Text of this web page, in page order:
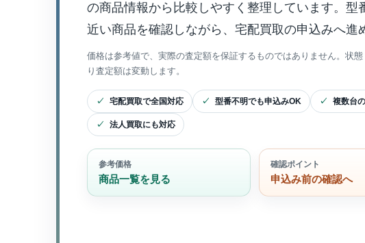
の商品情報から比較しやすく整理しています。型
近い商品を確認しながら、宅配買取の申込みへ進
価格は参考値で、実際の査定額を保証するものではありません。状態
り査定額は変動します。
宅配買取で全国対応 型番不明でも申込みOK 複数台
法人買取にも対応
参考価格
商品一覧を見る
確認ポイント
申込み前の確認へ